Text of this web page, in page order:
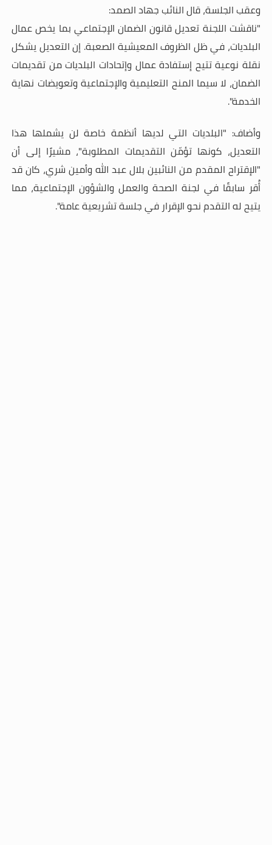
وعقب الجلسة، قال النائب جهاد الصمد:
"ناقشت اللجنة تعديل قانون الضمان الإجتماعي بما يخص عمال
البلديات، في ظل الظروف المعيشية الصعبة. إن التعديل يشكل
نقلة نوعية تتيح إستفادة عمال وإتحادات البلديات من تقديمات
الضمان، لا سيما المنح التعليمية والإجتماعية وتعويضات نهاية
الخدمة".
وأضاف: "البلديات التي لديها أنظمة خاصة لن يشملها هذا
التعديل، كونها تؤمّن التقديمات المطلوبة"، مشيرًا إلى أن
"الإقتراح المقدم من النائبين بلال عبد الله وأمين شري، كان قد
أُقر سابقًا في لجنة الصحة والعمل والشؤون الإجتماعية، مما
يتيح له التقدم نحو الإقرار في جلسة تشريعية عامة".